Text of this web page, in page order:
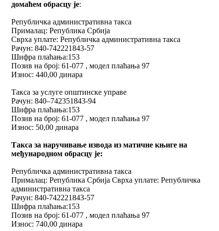
домаћем обрасцу je:
Републичка административна такса
Прималац: Република Србија
Сврха уплате: Републичка административна такса
Рачун: 840-742221843-57
Шифра плаћања:153
Позив на број: 61-077 , модел плаћања 97
Износ: 440,00 динара
Такса за услуге општинске управе
Рачун: 840–742351843-94
Шифра плаћања:153
Позив на број: 61-077 , модел плаћања 97
Износ: 50,00 динара
Таксa за наручивање извода из матичне књиге на
међународном обрасцу je:
Републичка административна такса
Прималац: Република Србија Сврха уплате: Републичка
административна такса
Рачун: 840-742221843-57
Шифра плаћања:153
Позив на број: 61-077 , модел плаћања 97
Износ: 740,00 динара